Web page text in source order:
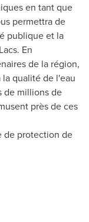
en tant que
permettra de
publique et la
En
de la région,
la qualité de l'eau
de millions de
près de ces
de protection de